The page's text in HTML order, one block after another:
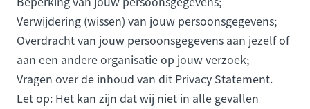
Verwijdering (wissen) van jouw persoonsgegevens;
Overdracht van jouw persoonsgegevens aan jezelf of
aan een andere organisatie op jouw verzoek;
Vragen over de inhoud van dit Privacy Statement.
Let op: Het kan zijn dat wij niet in alle gevallen